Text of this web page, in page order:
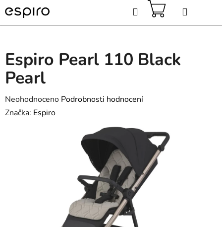
Přejít
na
obsah
Hledat
KOŠÍK
Espiro Pearl 110 Black
Pearl
Průměrné
hodnocení
Neohodnoceno Podrobnosti hodnocení
Značka: Espiro